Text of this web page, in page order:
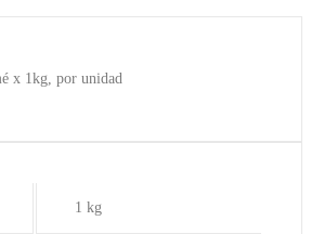
x 1kg, por unidad
1 kg